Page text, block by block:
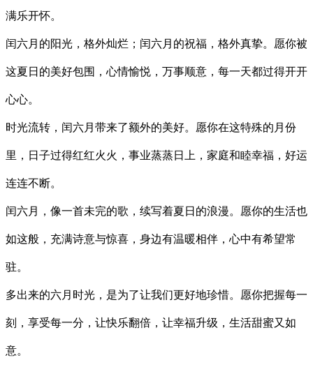
满乐开怀。
闰六月的阳光，格外灿烂；闰六月的祝福，格外真挚。愿你被
这夏日的美好包围，心情愉悦，万事顺意，每一天都过得开开
心心。
时光流转，闰六月带来了额外的美好。愿你在这特殊的月份
里，日子过得红红火火，事业蒸蒸日上，家庭和睦幸福，好运
连连不断。
闰六月，像一首未完的歌，续写着夏日的浪漫。愿你的生活也
如这般，充满诗意与惊喜，身边有温暖相伴，心中有希望常
驻。
多出来的六月时光，是为了让我们更好地珍惜。愿你把握每一
刻，享受每一分，让快乐翻倍，让幸福升级，生活甜蜜又如
意。